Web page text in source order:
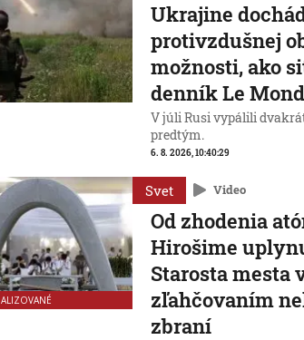
Ukrajine
protivzdušnej
možnosti, ako
denník Le
V júli Rusi vypálili
predtým.
6. 8. 2026, 10:40:29
Svet Video
Od zhodenia
Hirošime
Starosta mesta
zľahčovaním
zbraní